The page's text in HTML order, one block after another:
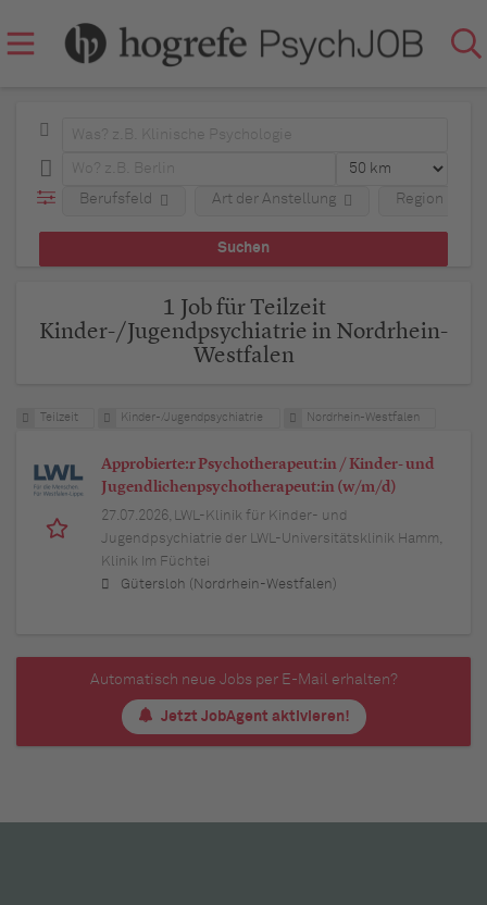
Berufsfeld Art der Anstellung Region
1 Job für Teilzeit
Kinder-/Jugendpsychiatrie in Nordrhein-
Westfalen
Teilzeit Kinder-/Jugendpsychiatrie Nordrhein-Westfalen
Approbierte:r Psychotherapeut:in / Kinder- und
Jugendlichenpsychotherapeut:in (w/m/d)
27.07.2026, LWL-Klinik für Kinder- und
Jugendpsychiatrie der LWL-Universitätsklinik Hamm,
Klinik Im Füchtei
Gütersloh (Nordrhein-Westfalen)
Automatisch neue Jobs per E-Mail erhalten?
Jetzt JobAgent aktivieren!